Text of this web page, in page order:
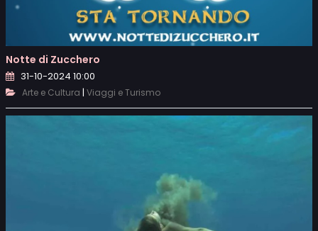
Notte di Zucchero
31-10-2024 10:00
Arte e Cultura | Viaggi e Turismo